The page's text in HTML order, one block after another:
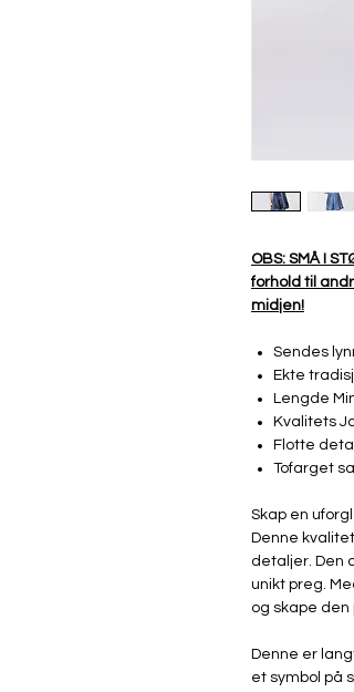
OBS: SMÅ I
forhold til
midjen!
Sendes
Ekte
Lengde
Kvalitets
Flotte
Tofarget
Skap en
Denne
detaljer. Den
unikt preg.
og skape
Denne er
et symbol på